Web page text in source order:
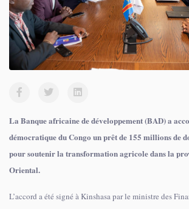
La Banque africaine de développement (BAD) a
démocratique du Congo un prêt de 155 millions de
pour soutenir la transformation agricole dans la
Oriental.
L’accord a été signé à Kinshasa par le ministre des